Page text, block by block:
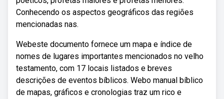
Conhecendo os aspectos geográficos das regiões
mencionadas nas.
Webeste documento fornece um mapa e índice de
nomes de lugares importantes mencionados no velho
testamento, com 17 locais listados e breves
descrições de eventos bíblicos. Webo manual bíblico
de mapas, gráficos e cronologias traz um rico e